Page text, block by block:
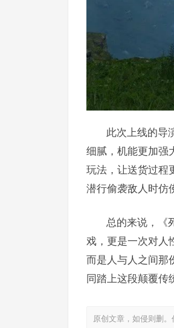
此次上线的导
细腻，机能更加强
玩法，让送货过程
潜行偷袭敌人时仿
总的来说，《
戏，更是一次对人
而是人与人之间那
同踏上这段颠覆传
原创文章，如侵则删